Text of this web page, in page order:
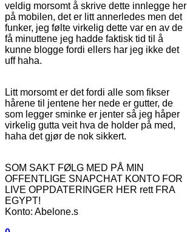
veldig morsomt å skrive dette innlegge her
på mobilen, det er litt annerledes men det
funker, jeg følte virkelig dette var en av de
få minuttene jeg hadde faktisk tid til å
kunne blogge fordi ellers har jeg ikke det
uff haha.
Litt morsomt er det fordi alle som fikser
hårene til jentene her nede er gutter, de
som legger sminke er jenter så jeg håper
virkelig gutta veit hva de holder på med,
haha det gjør de nok sikkert.
SOM SAKT FØLG MED PÅ MIN
OFFENTLIGE SNAPCHAT KONTO FOR
LIVE OPPDATERINGER HER rett FRA
EGYPT!
Konto: Abelone.s